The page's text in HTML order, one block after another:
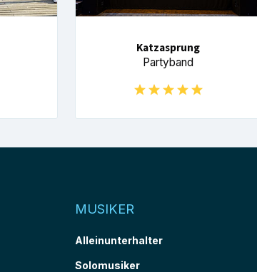
Katzasprung
Partyband
MUSIKER
Alleinunterhalter
Solomusiker